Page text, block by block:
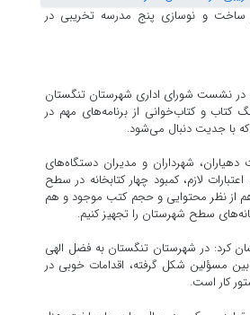
ساخت و نوسازی پنج مدرسه تخریبی در
نشست شورای اداری شهرستان تنگستان
کتاب و کتاب‌خوانی از برنامه‌های مهم در
با جدیت دنبال می‌شود.
شهرداران و مدیران دستگاه‌های
لازم، کمبود چهار کتابخانه در سطح
از نظر محتوایی و حجم کتب موجود و هم
سطح شهرستان را تجهیز کنیم.
کرد: در شهرستان تنگستان به فضل الهی
مسؤلین شکل گرفته، اقدامات خوبی در
کار است.